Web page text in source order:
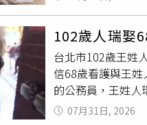
手持身份證件進
就逃脫法律的制
為已涉嫌偽造、變
的戶籍將被依法撤
屬中山醫院寄給
存，只是尚未植
證，發現丈夫與第
件，遭公安機關依
療程序並處理冷凍
夫再與第三者依法
權益及配偶權遭到
102歲人瑞娶
台北市102歲王姓
信68歲看護與王姓
的公務員，王姓人
不起訴。檢警調查
07月31日, 2026